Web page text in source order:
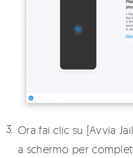
Ora fai clic su [Avvia
a schermo per